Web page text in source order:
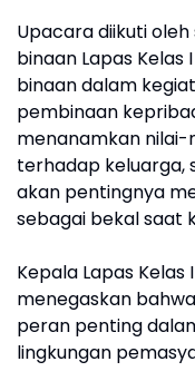
Upacara diikuti
binaan Lapas
binaan dalam
pembinaan
menanamkan nilai-
terhadap keluarga,
akan pentingnya
sebagai bekal saat
Kepala Lapas Kelas
menegaskan
peran penting
lingkungan